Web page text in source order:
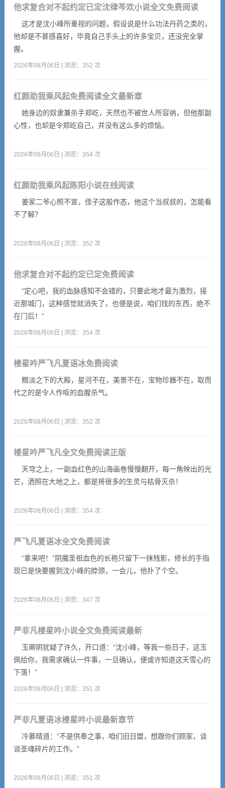
他求复合对不起约定已定沈律芩欢小说全文免费阅读
这才是沈小峰所重视的问题，假设说是什么功法丹药之类的，
他却是不甚感喜好，毕竟自己手头上的许多宝贝，还没完全掌
握。
2026年08月06日 | 浏览：352 次
红颜助我乘风起免费阅读全文最新章
她身边的奴隶兼杀手郑屹，天然也不被世人所容纳，但他那副
心性，也却是令郑屹自己，并没有这么多的烦恼。
2026年08月06日 | 浏览：354 次
红颜助我乘风起陈阳小说在线阅读
姜家二爷心照不宣，侄子这般作态，他这个当叔叔的，怎能看
不了解？
2026年08月06日 | 浏览：352 次
他求复合对不起约定已定免费阅读
“定心吧，我的血脉感知不会错的，只要此地才最为激烈，接
近那城门，这种感觉就消失了，也便是说，咱们找的东西，绝不
在门后！”
2026年08月06日 | 浏览：354 次
楼星吟严飞凡夏语冰免费阅读
黯淡之下的大殿，星河不在，美景不在，宝物珍器不在，取而
代之的是令人作呕的血腥杀气。
2026年08月06日 | 浏览：352 次
楼星吟严飞凡全文免费阅读正版
天穹之上，一副血红色的山海画卷慢慢翻开，每一角映出的光
芒，洒照在大地之上，都是将很多的生灵与枯骨灭杀！
2026年08月06日 | 浏览：354 次
严飞凡夏语冰全文免费阅读
“拿来吧！”阴魔圣祖血色的长袍只留下一抹残影，修长的手指
现已是快要握到沈小峰的脖颈，一会儿，他扑了个空。
2026年08月06日 | 浏览：347 次
严非凡楼星吟小说全文免费阅读最新
玉卿阴犹疑了许久，开口道：“沈小峰，等我一些日子，这玉
佩给你，我需求确认一件事，一旦确认，便或许知道这天雪心的
下落！”
2026年08月06日 | 浏览：351 次
严非凡夏语冰楼星吟小说最新章节
冷慕晴道：“不是供奉之事，咱们旧日盟，想跟你们顾家，谈
谈圣魂碎片的工作。”
2026年08月06日 | 浏览：351 次